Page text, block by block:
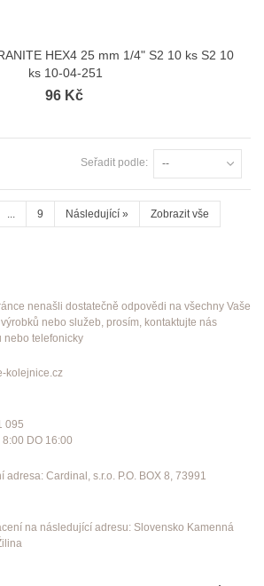
HEX4 25 mm 1/4" S2 10 ks S2 10
ks 10-04-251
96 Kč
Seřadit podle: --
... 9 Následující» Zobrazit vše
nenašli dostatečně odpovědi na všechny Vaše
nebo služeb, prosím, kontaktujte nás
nebo telefonicky
kolejnice.cz
095
8:00 DO 16:00
adresa: Cardinal, s.r.o. P.O. BOX 8, 73991
na následující adresu: Slovensko Kamenná